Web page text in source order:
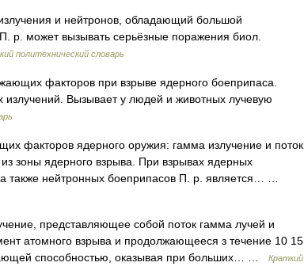
и нейтронов, обладающий большой
р. может вызывать серьёзные поражения биол.
политехнический словарь
факторов при взрыве ядерного боеприпаса.
излучений. Вызывает у людей и животных лучевую
факторов ядерного оружия: гамма излучение и поток
зоны ядерного взрыва. При взрывах ядерных
также нейтронных боеприпасов П. р. является… …
представляющее собой поток гамма лучей и
атомного взрыва и продолжающееся з течение 10 15
способностью, оказывая при больших… …
Краткий